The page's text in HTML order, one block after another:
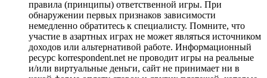
правила (принципы) ответственной игры. При
обнаружении первых признаков зависимости
немедленно обратитесь к специалисту. Помните, что
участие в азартных играх не может являться источником
доходов или альтернативой работе. Информационный
ресурс korrespondent.net не проводит игры на реальные
и/или виртуальные деньги, сайт не принимает ни в